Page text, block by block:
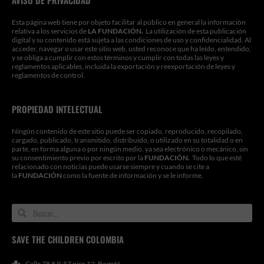
Esta página web tiene por objeto facilitar al público en general la información
relativa a los servicios de LA FUNDACIÓN. La utilización de esta publicación
digital y su contenido está sujeta a las condiciones de uso y confidencialidad. Al
acceder, navegar o usar este sitio web, usted reconoce que ha leído, entendido,
y se obliga a cumplir con estos términos y cumplir con todas las leyes y
reglamentos aplicables, incluida la exportación y reexportación de leyes y
reglamentos de control.
PROPIEDAD INTELECTUAL
Ningún contenido de este sitio puede ser copiado, reproducido, recopilado,
cargado, publicado, transmitido, distribuido, o utilizado en su totalidad o en
parte, en forma alguna o por ningún medio, ya sea electrónico o mecánico, sin
su consentimiento previo por escrito por la FUNDACIÓN. Todo lo que esté
relacionado con noticias puede usarse siempre y cuando se cite a
la FUNDACIÓN como la fuente de información y se le informe.
SearchSearch
SAVE THE CHILDREN COLOMBIA